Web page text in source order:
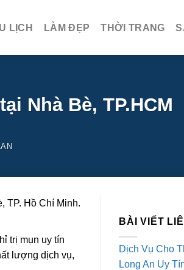
LỊCH LÀM ĐẸP THỜI TRANG
Nhà Bè, TP.HCM
TP. Hồ Chí Minh.
trị mụn uy tín
lượng dịch vụ,
BÀI VIẾT
Dịch Vụ Cho
Long An Uy